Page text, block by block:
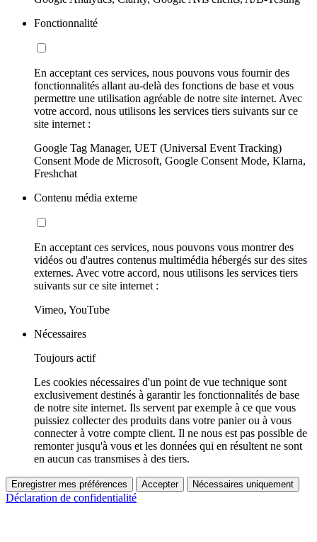
Fonctionnalité
En acceptant ces services, nous pouvons vous fournir des
fonctionnalités allant au-delà des fonctions de base et vous
permettre une utilisation agréable de notre site internet. Avec
votre accord, nous utilisons les services tiers suivants sur ce
site internet :
Google Tag Manager, UET (Universal Event Tracking)
Consent Mode de Microsoft, Google Consent Mode, Klarna,
Freshchat
Contenu média externe
En acceptant ces services, nous pouvons vous montrer des
vidéos ou d'autres contenus multimédia hébergés sur des sites
externes. Avec votre accord, nous utilisons les services tiers
suivants sur ce site internet :
Vimeo, YouTube
Nécessaires
Toujours actif
Les cookies nécessaires d'un point de vue technique sont
exclusivement destinés à garantir les fonctionnalités de base
de notre site internet. Ils servent par exemple à ce que vous
puissiez collecter des produits dans votre panier ou à vous
connecter à votre compte client. Il ne nous est pas possible de
remonter jusqu'à vous et les données qui en résultent ne sont
en aucun cas transmises à des tiers.
Enregistrer mes préférences Accepter Nécessaires uniquement
Déclaration de confidentialité